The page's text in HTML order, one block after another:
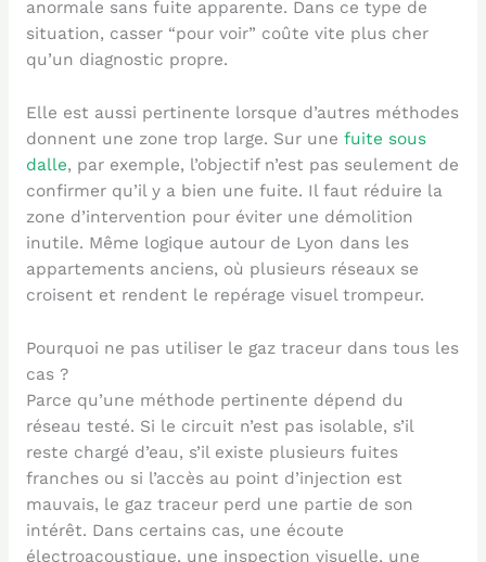
anormale sans fuite apparente. Dans ce type de
situation, casser “pour voir” coûte vite plus cher
qu’un diagnostic propre.
Elle est aussi pertinente lorsque d’autres méthodes
donnent une zone trop large. Sur une fuite sous
dalle, par exemple, l’objectif n’est pas seulement de
confirmer qu’il y a bien une fuite. Il faut réduire la
zone d’intervention pour éviter une démolition
inutile. Même logique autour de Lyon dans les
appartements anciens, où plusieurs réseaux se
croisent et rendent le repérage visuel trompeur.
Pourquoi ne pas utiliser le gaz traceur dans tous les
cas ?
Parce qu’une méthode pertinente dépend du
réseau testé. Si le circuit n’est pas isolable, s’il
reste chargé d’eau, s’il existe plusieurs fuites
franches ou si l’accès au point d’injection est
mauvais, le gaz traceur perd une partie de son
intérêt. Dans certains cas, une écoute
électroacoustique, une inspection visuelle, une